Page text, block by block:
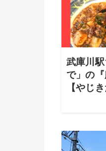
武庫川
で」の
【やじ